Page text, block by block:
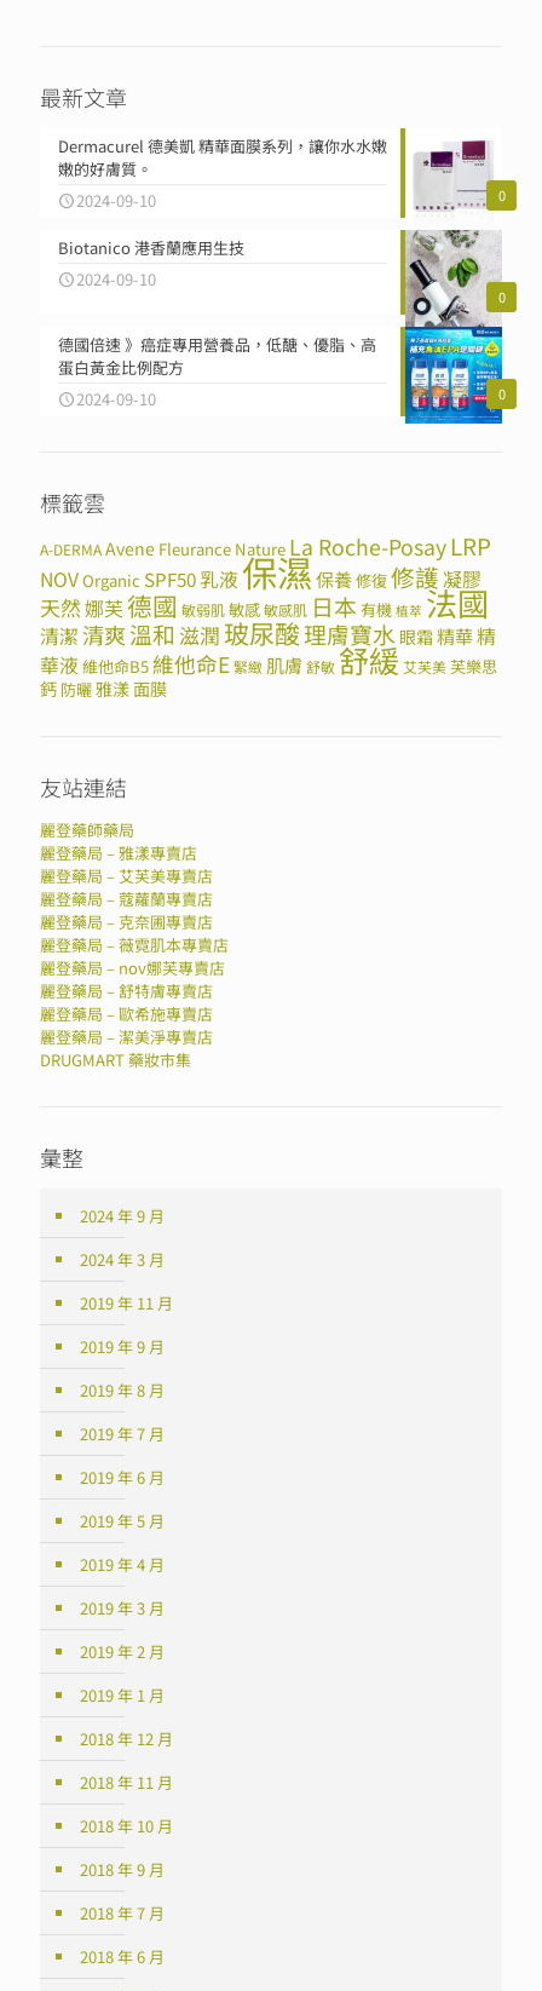
最新文章
0
Dermacurel 德美凱 精華面膜系列，讓你水水嫩
嫩的好膚質。
2024-09-10
0
Biotanico 港香蘭應用生技
2024-09-10
0
德國倍速 》癌症專用營養品，低醣、優脂、高
蛋白黃金比例配方
2024-09-10
標籤雲
A-DERMAAvene Fleurance Nature La Roche-PosayLRP
NOVOrganic SPF50乳液保濕保養修復修護凝膠
天然娜芙德國 敏弱肌敏感敏感肌 日本 有機 植萃 法國
清潔清爽溫和 滋潤 玻尿酸理膚寶水 眼霜精華精
華液維他命B5 維他命E 緊緻 肌膚 舒敏 舒緩 艾芙美芙樂思
鈣 防曬雅漾面膜
友站連結
麗登藥師藥局
麗登藥局 – 雅漾專賣店
麗登藥局 – 艾芙美專賣店
麗登藥局 – 蔻蘿蘭專賣店
麗登藥局 – 克奈圃專賣店
麗登藥局 – 薇霓肌本專賣店
麗登藥局 – nov娜芙專賣店
麗登藥局 – 舒特膚專賣店
麗登藥局 – 歐希施專賣店
麗登藥局 – 潔美淨專賣店
DRUGMART 藥妝市集
彙整
2024 年 9 月
2024 年 3 月
2019 年 11 月
2019 年 9 月
2019 年 8 月
2019 年 7 月
2019 年 6 月
2019 年 5 月
2019 年 4 月
2019 年 3 月
2019 年 2 月
2019 年 1 月
2018 年 12 月
2018 年 11 月
2018 年 10 月
2018 年 9 月
2018 年 7 月
2018 年 6 月